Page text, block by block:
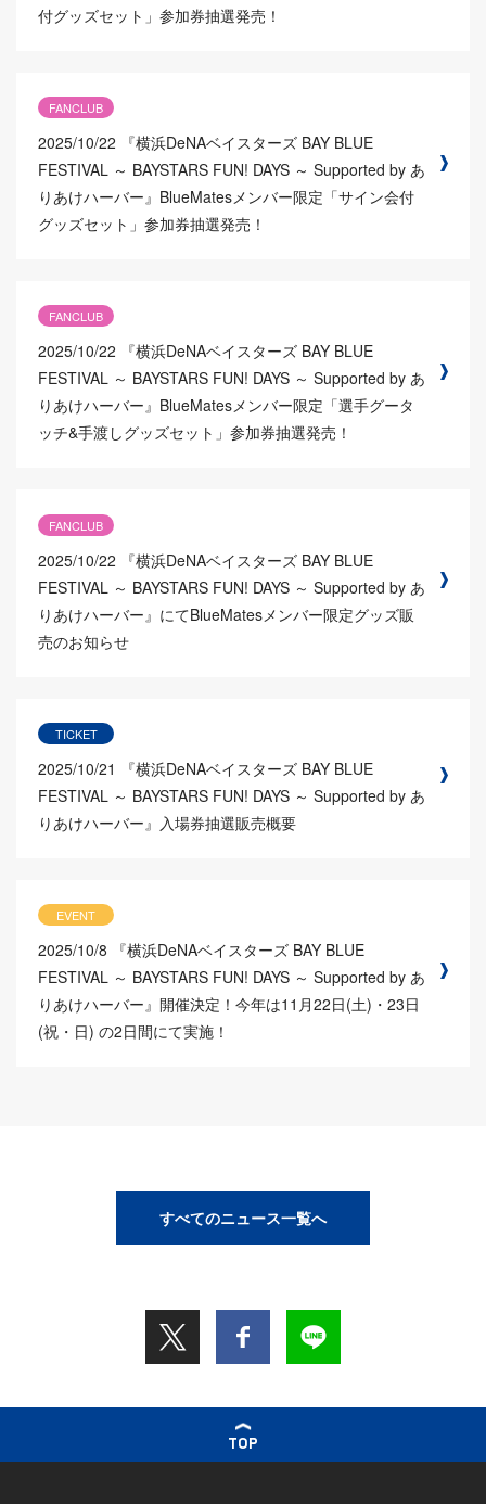
付グッズセット」参加券抽選発売！
FANCLUB
2025/10/22
『横浜DeNAベイスターズ BAY BLUE
FESTIVAL ～ BAYSTARS FUN! DAYS ～ Supported by あ
りあけハーバー』BlueMatesメンバー限定「サイン会付
グッズセット」参加券抽選発売！
FANCLUB
2025/10/22
『横浜DeNAベイスターズ BAY BLUE
FESTIVAL ～ BAYSTARS FUN! DAYS ～ Supported by あ
りあけハーバー』BlueMatesメンバー限定「選手グータ
ッチ&手渡しグッズセット」参加券抽選発売！
FANCLUB
2025/10/22
『横浜DeNAベイスターズ BAY BLUE
FESTIVAL ～ BAYSTARS FUN! DAYS ～ Supported by あ
りあけハーバー』にてBlueMatesメンバー限定グッズ販
売のお知らせ
TICKET
2025/10/21
『横浜DeNAベイスターズ BAY BLUE
FESTIVAL ～ BAYSTARS FUN! DAYS ～ Supported by あ
りあけハーバー』入場券抽選販売概要
EVENT
2025/10/8
『横浜DeNAベイスターズ BAY BLUE
FESTIVAL ～ BAYSTARS FUN! DAYS ～ Supported by あ
りあけハーバー』開催決定！今年は11月22日(土)・23日
(祝・日) の2日間にて実施！
すべてのニュース一覧へ
TOP